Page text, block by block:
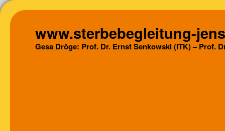
www.sterbebegleitung-
Gesa Dröge: Prof. Dr. Ernst Senkowski (ITK) – Prof.